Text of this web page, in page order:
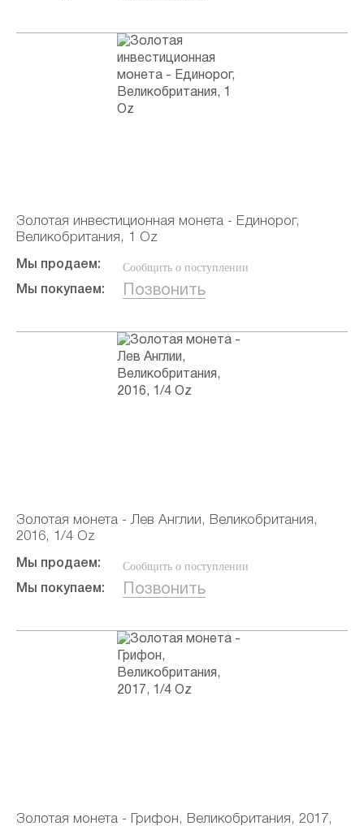
Золотая инвестиционная монета - Единорог,
Великобритания, 1 Oz
Мы продаем: Сообщить о поступлении
Мы покупаем: Позвонить
Золотая монета - Лев Англии, Великобритания,
2016, 1/4 Oz
Мы продаем: Сообщить о поступлении
Мы покупаем: Позвонить
Золотая монета - Грифон, Великобритания, 2017,